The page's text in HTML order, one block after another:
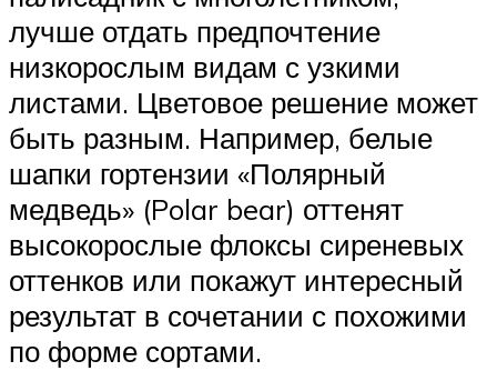
лучше отдать предпочтение
низкорослым видам с узкими
листами. Цветовое решение может
быть разным. Например, белые
шапки гортензии «Полярный
медведь» (Polar bear) оттенят
высокорослые флоксы сиреневых
оттенков или покажут интересный
результат в сочетании с похожими
по форме сортами.